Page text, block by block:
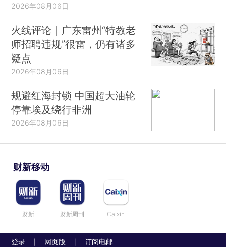
2026年08月06日
火线评论｜广东雷州“特教老
师招聘违规”很雷，仍有诸多
疑点
2026年08月06日
规避红海封锁 中国超大油轮
停靠埃及绕行非洲
2026年08月06日
财新移动
财新 财新周刊 Caixin
登录 网页版 订阅电邮